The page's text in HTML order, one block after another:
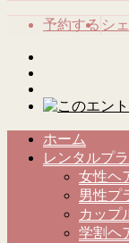
予約する シ
ホーム
レンタルプ
女性ヘ
男性プ
カップ
学割ヘ